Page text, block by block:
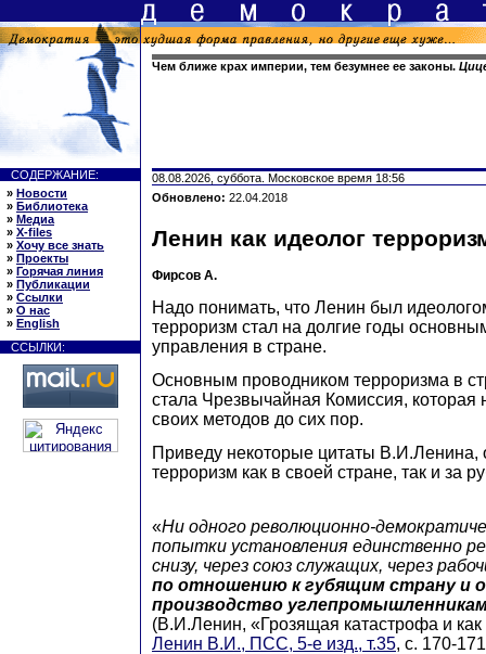
Чем ближе крах империи, тем безумнее ее законы.
СОДЕРЖАНИЕ:
» Новости
» Библиотека
» Медиа
» X-files
» Хочу все знать
» Проекты
» Горячая линия
» Публикации
» Ссылки
» О нас
» English
ССЫЛКИ:
08.08.2026, суббота. Московское время 18:56
Обновлено: 22.04.2018
Ленин как идеолог
Фирсов А.
Надо понимать, что Ленин был
терроризм стал на долгие годы
управления в стране.
Основным проводником терроризма в
стала Чрезвычайная Комиссия, которая
своих методов до сих пор.
Приведу некоторые цитаты
терроризм как в своей стране, так и за
«Ни одного революционно-
попытки установления единственно
снизу, через союз служащих, через
по отношению к губящим страну и
производство
(В.И.Ленин, «Грозящая катастрофа и как
Ленин В.И., ПСС, 5-е изд., т.35, с. 170-